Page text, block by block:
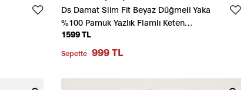
Ds Damat Slim Fit Beyaz Düğmeli Yaka
%100 Pamuk Yazlık Flamlı Keten
Görünümlü Gömlek
1599 TL
Sepette 999 TL